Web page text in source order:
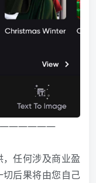
———————
任何涉及商业盈
后果将由您自己